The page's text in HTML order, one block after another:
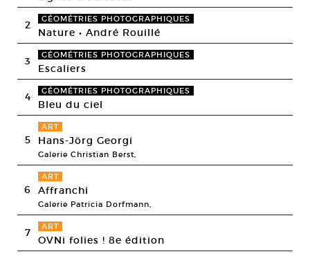
2 GÉOMÉTRIES PHOTOGRAPHIQUES
Nature • André Rouillé
3 GÉOMÉTRIES PHOTOGRAPHIQUES
Escaliers
4 GÉOMÉTRIES PHOTOGRAPHIQUES
Bleu du ciel
5
ART
Hans-Jörg Georgi
Galerie Christian Berst,
6
ART
Affranchi
Galerie Patricia Dorfmann,
7 ART
OVNi folies ! 8e édition